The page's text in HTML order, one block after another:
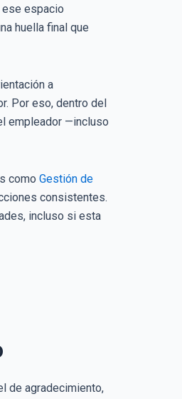
ese espacio
huella final que
a
Por eso, dentro del
empleador —incluso
como Gestión de
consistentes.
incluso si esta
de agradecimiento,